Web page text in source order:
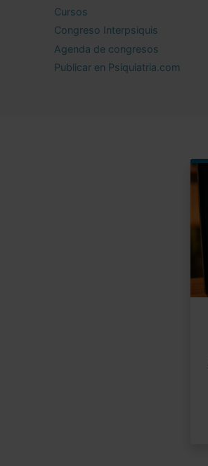
Cursos
Congreso Interpsiquis
Agenda de congresos
Publicar en Psiquiatria.com